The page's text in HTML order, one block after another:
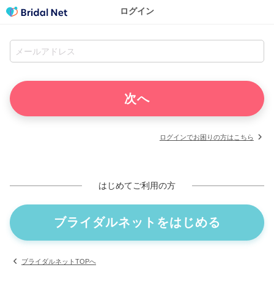
ログイン
ログインでお困りの方はこちら
はじめてご利用の方
ブライダルネットをはじめる
ブライダルネットTOPへ